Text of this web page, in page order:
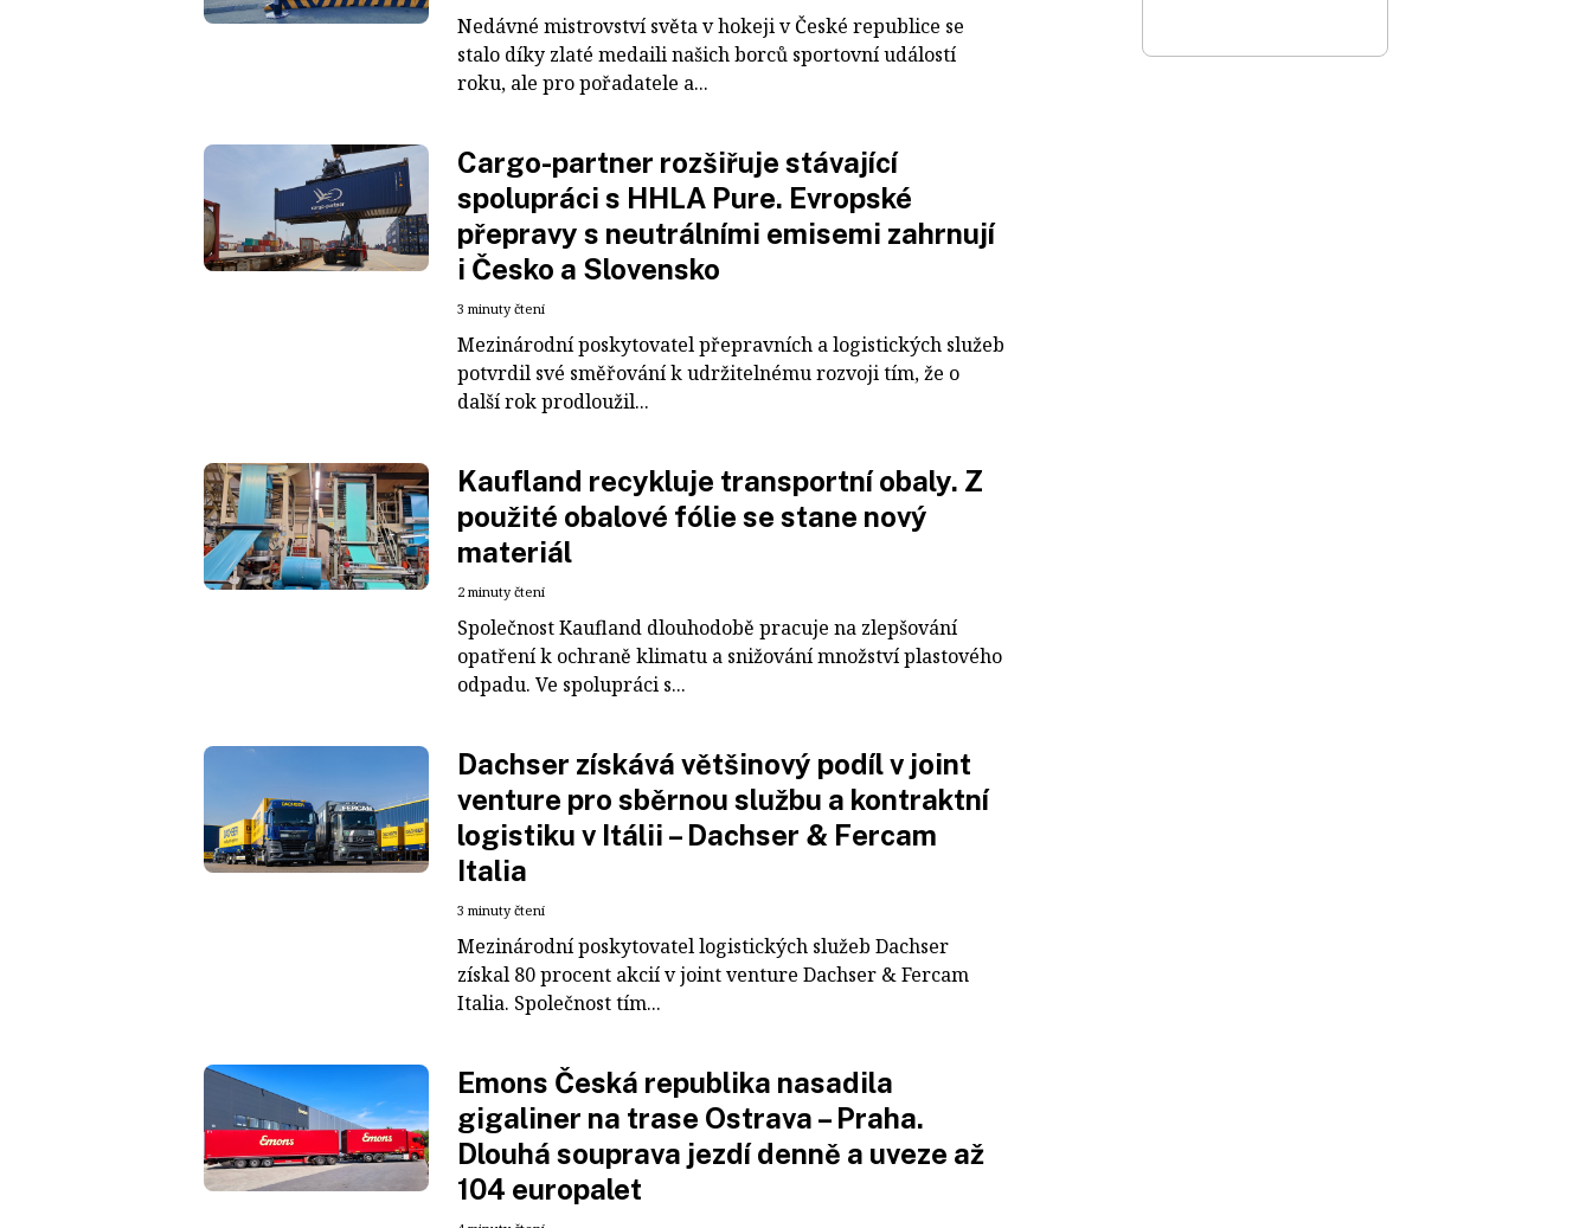
Nedávné mistrovství světa v hokeji v České republice se
stalo díky zlaté medaili našich borců sportovní událostí
roku, ale pro pořadatele a...
Cargo-partner rozšiřuje stávající
spolupráci s HHLA Pure. Evropské
přepravy s neutrálními emisemi zahrnují
i Česko a Slovensko
3 minuty čtení
Mezinárodní poskytovatel přepravních a logistických služeb
potvrdil své směřování k udržitelnému rozvoji tím, že o
další rok prodloužil...
Kaufland recykluje transportní obaly. Z
použité obalové fólie se stane nový
materiál
2 minuty čtení
Společnost Kaufland dlouhodobě pracuje na zlepšování
opatření k ochraně klimatu a snižování množství plastového
odpadu. Ve spolupráci s...
Dachser získává většinový podíl v joint
venture pro sběrnou službu a kontraktní
logistiku v Itálii – Dachser & Fercam
Italia
3 minuty čtení
Mezinárodní poskytovatel logistických služeb Dachser
získal 80 procent akcií v joint venture Dachser & Fercam
Italia. Společnost tím...
Emons Česká republika nasadila
gigaliner na trase Ostrava – Praha.
Dlouhá souprava jezdí denně a uveze až
104 europalet